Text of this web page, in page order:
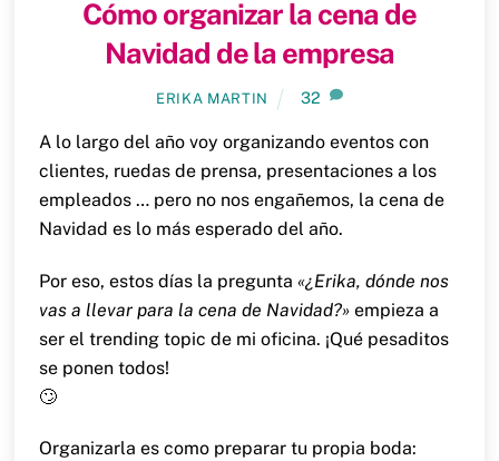
Cómo organizar la cena de
Navidad de la empresa
ERIKA MARTIN 32
A lo largo del año voy organizando eventos con
clientes, ruedas de prensa, presentaciones a los
empleados … pero no nos engañemos, la cena de
Navidad es lo más esperado del año.
Por eso, estos días la pregunta «¿Erika, dónde nos
vas a llevar para la cena de Navidad?»empieza a
ser el trending topic de mi oficina. ¡Qué pesaditos
se ponen todos!
🙄
Organizarla es como preparar tu propia boda: